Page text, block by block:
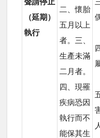
聲請停止
（延期）
執行
二、懷胎
五月以上
者。三、
生產未滿
二月者。
四、現罹
疾病恐因
執行而不
能保其生